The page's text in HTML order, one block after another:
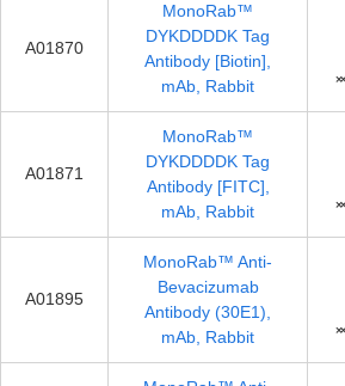
A01870
MonoRab™
DYKDDDDK Tag
Antibody [Biotin],
mAb, Rabbit
A01871
MonoRab™
DYKDDDDK Tag
Antibody [FITC],
mAb, Rabbit
A01895
MonoRab™ Anti-
Bevacizumab
Antibody (30E1),
mAb, Rabbit